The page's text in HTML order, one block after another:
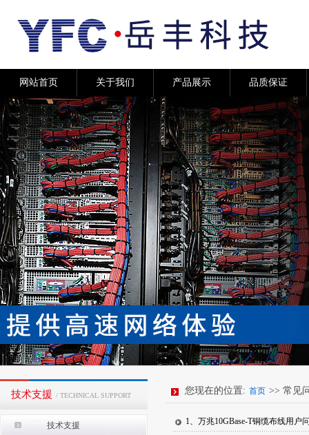
网站首页 关于我们 产品展示 品质保证
技术支援 / TECHNICAL SUPPORT
技术支援
您现在的位置: 首页 >> 常见
1、万兆10GBase-T铜缆布线用户